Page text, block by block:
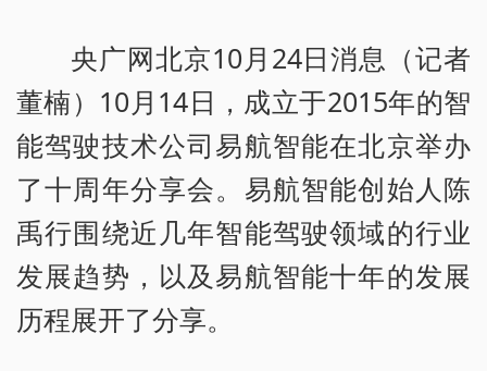
央广网北京10月24日消息（记者
董楠）10月14日，成立于2015年的智
能驾驶技术公司易航智能在北京举办
了十周年分享会。易航智能创始人陈
禹行围绕近几年智能驾驶领域的行业
发展趋势，以及易航智能十年的发展
历程展开了分享。